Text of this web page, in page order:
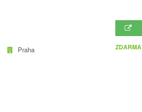
Praha
ZDARMA